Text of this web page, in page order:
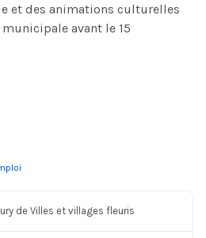
et des animations culturelles
avant le 15
de Villes et villages fleuris